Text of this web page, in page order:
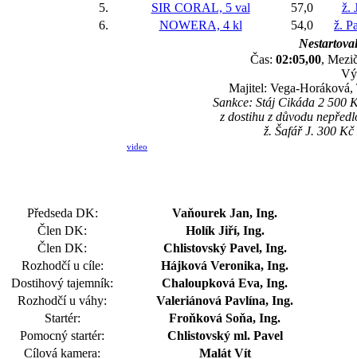
5.
SIR CORAL, 5 val 57,0
ž.
6.
NOWERA, 4 kl 54,0
ž.
Čas: 02:05,00,
Majitel: Vega-Horáková,
Sankce: Stáj Cikáda 2 500
z dostihu z důvodu
ž. Šafář J. 300
video
Předseda DK:
Vaňourek Jan, Ing.
Člen DK:
Holík Jiří, Ing.
Člen DK:
Chlistovský Pavel, Ing.
Rozhodčí u cíle:
Hájková Veronika, Ing.
Dostihový tajemník:
Chaloupková Eva, Ing.
Rozhodčí u váhy:
Valeriánová Pavlína, Ing.
Startér:
Froňková Soňa, Ing.
Pomocný startér:
Chlistovský ml. Pavel
Cílová kamera:
Malát Vít